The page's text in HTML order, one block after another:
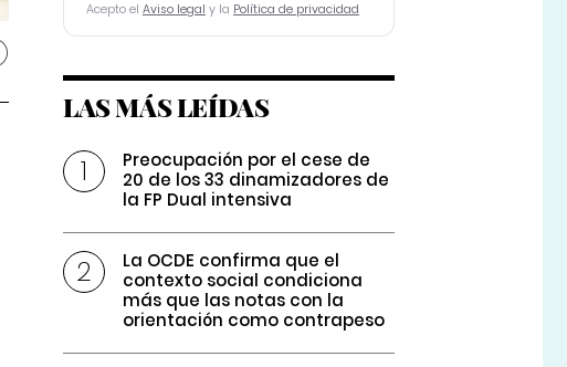
Acepto el Aviso legal y la Política de privacidad
LAS MÁS LEÍDAS
Preocupación por el cese de
20 de los 33 dinamizadores de
la FP Dual intensiva
La OCDE confirma que el
contexto social condiciona
más que las notas con la
orientación como contrapeso